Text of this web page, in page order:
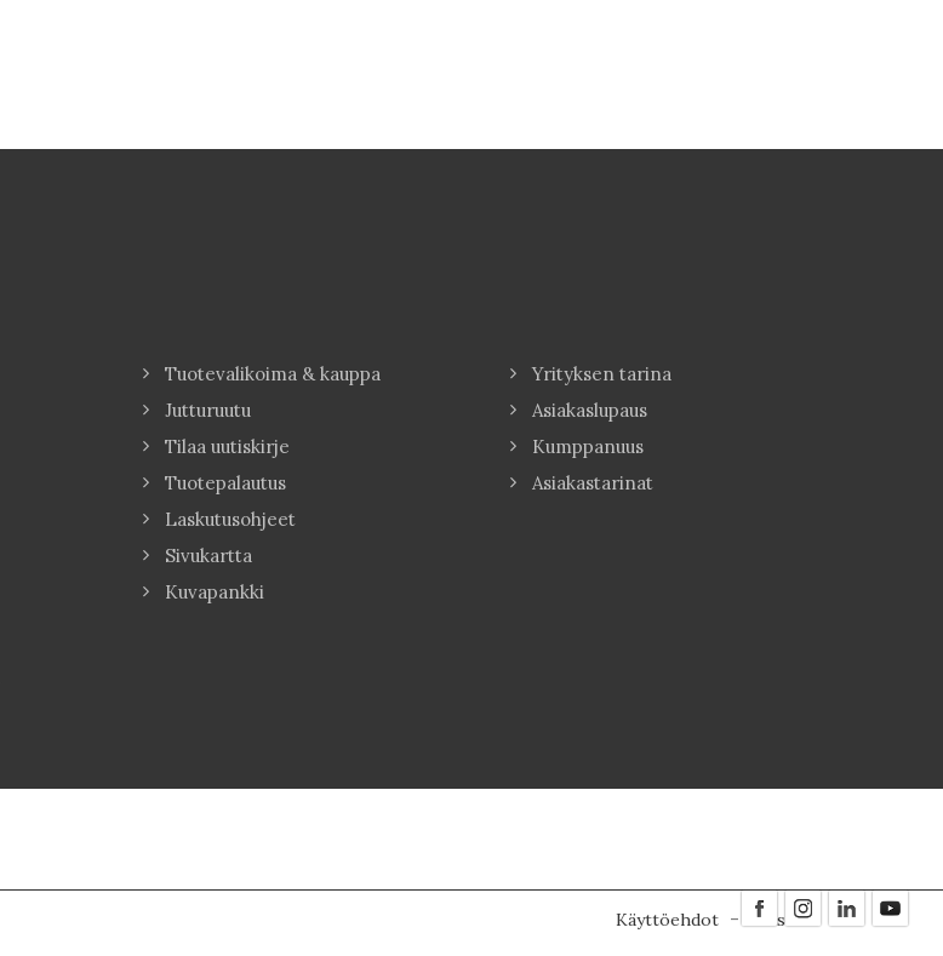
Tuotevalikoima & kauppa
Jutturuutu
Tilaa uutiskirje
Tuotepalautus
Laskutusohjeet
Sivukartta
Kuvapankki
Yrityksen tarina
Asiakaslupaus
Kumppanuus
Asiakastarinat
Käyttöehdot Evästeet